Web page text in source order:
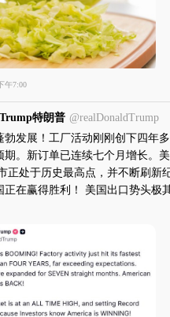
午7:00
特朗普 @realDonaldTrump
勃发展！工厂活动刚刚创下四年
期。新订单已连续七个月增长。
正处于历史最高点，并不断刷新
正在赢得胜利！ 美国出口势头极
连续五个月突破2000亿美元大关，
为是不可能实现的。 “假新闻”媒
力转移公众视线，试图让人忽视
的阻挠正变得越来越困难。随着数
这些成果已无法掩盖。 这是美国